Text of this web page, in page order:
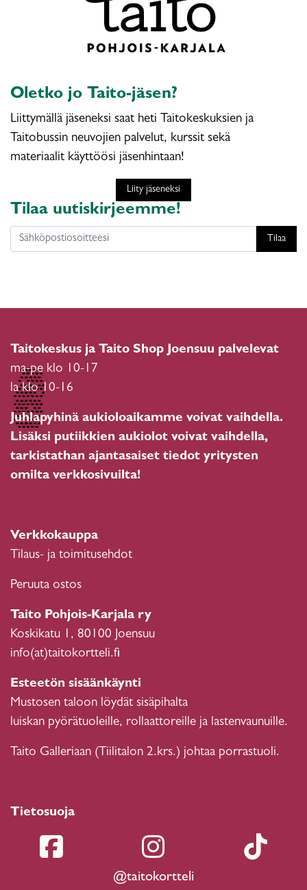
Oletko jo Taito-jäsen?
Liittymällä jäseneksi saat heti Taitokeskuksien ja
Taitobussin neuvojien palvelut, kurssit sekä
materiaalit käyttöösi jäsenhintaan!
Liity jäseneksi
Tilaa uutiskirjeemme!
Tilaa
Taitokeskus ja Taito Shop Joensuu palvelevat
ma-pe klo 10-17
la klo 10-16
Juhlapyhinä aukioloaikamme voivat vaihdella.
Lisäksi putiikkien aukiolot voivat vaihdella,
tarkistathan ajantasaiset tiedot yritysten
omilta verkkosivuilta!
Verkkokauppa
Tilaus- ja toimitusehdot
Peruuta ostos
Taito Pohjois-Karjala ry
Koskikatu 1, 80100 Joensuu
info(at)taitokortteli.fi
Esteetön sisäänkäynti
Mustosen taloon löydät sisäpihalta
luiskan pyörätuoleille, rollaattoreille ja lastenvaunuille.
Taito Galleriaan (Tiilitalon 2.krs.) johtaa porrastuoli.
Tietosuoja
@taitokortteli